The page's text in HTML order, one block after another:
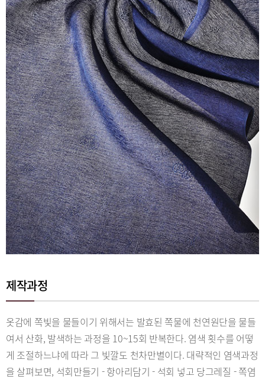
제작과정
옷감에 쪽빛을 물들이기 위해서는 발효된 쪽물에 천연원단을 물들
여서 산화, 발색하는 과정을 10~15회 반복한다. 염색 횟수를 어떻
게 조절하느냐에 따라 그 빛깔도 천차만별이다. 대략적인 염색과정
을 살펴보면, 석회만들기 - 항아리담기 - 석회 넣고 당그레질 - 쪽염